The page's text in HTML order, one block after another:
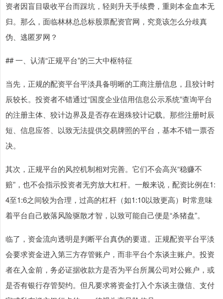
资者因盲目吸收平台而踩坑，轻则升天手续费，重则本金血本无
归。那么，面临林林总总标股票配资官网，究竟该怎么分歧真
伪、逃匿罗网？
## 一、认清“正规平台”的三大中枢特征
当先，正规的配资平台平淡具备明晰的工商注册信息，且狡计时
辰较长。投资者不错通过“国度企业信用信息公示系统”查询平台
的注册主体、狡计边界及是否存在迥殊狡计记载。那些注册时辰
短、信息应答、以致无法提供交易牌照的平台，基本不错一票否
决。
其次，正规平台的风控机制相对完善。它们不会高兴“稳赚不
赔”，也不会指示投资者无穷放大杠杆。一般来说，配资比例在1:
4至1:6之间较为合理，过高的杠杆（如1:10以致更高）时常意味
着平台自己败落风险驱散才智，以致可能自己便是“杀猪盘”。
临了，资金流向透明是判断平台真伪的要道。正规配资平台平淡
会要求资金进入第三方存管账户，而非平台个东谈主账户。投资
者在入金前，务必证据收款方是否为平台所属公司对公账户，或
是否有银行存管契约。但凡要求将资金打入个东谈主微信、支付